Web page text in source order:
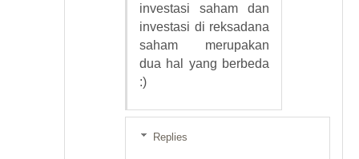
investasi saham dan
investasi di reksadana
saham merupakan
dua hal yang berbeda
:)
Replies